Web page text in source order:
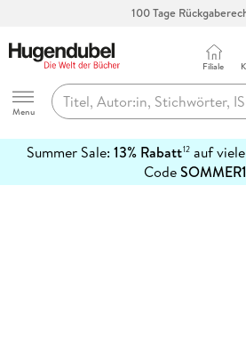
100 Tage
Hugendubel
Menu
Filiale
Summer Sale: 13% Rabatt12auf
Code
erfahren